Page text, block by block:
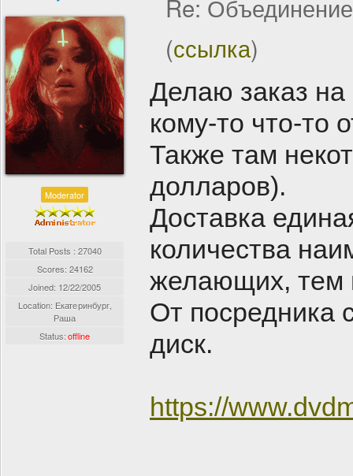
Moderator
Total Posts : 27040
Scores: 24162
Joined: 12/22/2005
Location: Екатеринбург,
Раша
Status:offline
Re:
(ссылка)
Делаю заказ на
кому-то что-то
Также там
долларов).
Доставка
количества
желающих, тем
От посредника
диск.
https://